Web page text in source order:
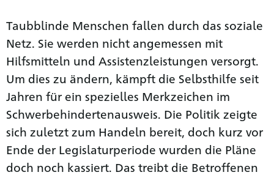
Taubblinde Menschen fallen durch das soziale
Netz. Sie werden nicht angemessen mit
Hilfsmitteln und Assistenzleistungen versorgt.
Um dies zu ändern, kämpft die Selbsthilfe seit
Jahren für ein spezielles Merkzeichen im
Schwerbehindertenausweis. Die Politik zeigte
sich zuletzt zum Handeln bereit, doch kurz vor
Ende der Legislaturperiode wurden die Pläne
doch noch kassiert. Das treibt die Betroffenen